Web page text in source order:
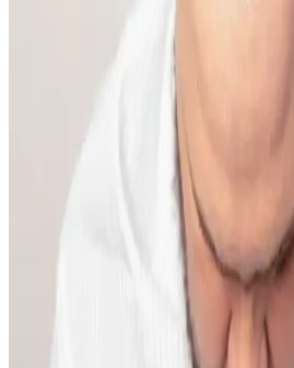
Makyaja dönüşte cilt hazırlığı, doğru
renk ve uyumu sağlar, günlük hayata
İlkbahar ve Yaz Düğünleri İçin
Makyaj Teknikleri ve Ürün
İlkbahar ve yaz düğünlerinde doğal ve
uyumu, doğru ürün seçimi ve özel
önemlidir. Nemlendirme ve kirpik
Kaş Bölgesindeki Sivilceyi
İçin Etkili Yöntemler
Kaş bölgesinde oluşan sivilcelerde buz
kremler ve hidrojel bant kullanımı ile